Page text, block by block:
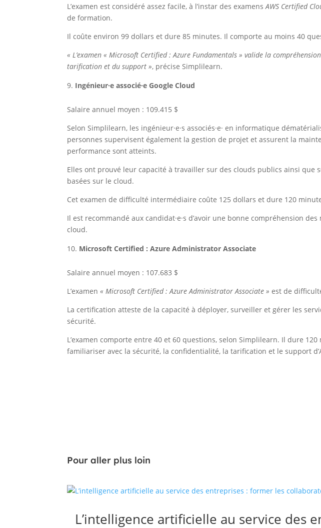
L’examen est considéré assez facile, à l’instar des examensAWS Certified
de formation.
Il coûte environ 99 dollars et dure 85 minutes. Il comporte au moins 40
« L’examen « Microsoft Certified : Azure Fundamentals » valide la
tarification et du support », précise Simplilearn.
Ingénieur·e associé·e Google Cloud
Salaire annuel moyen : 109.415 $
Selon Simplilearn, les ingénieur·e·s associés·e· en informatique
personnes supervisent également la gestion de projet et assurent la
performance sont atteints.
Elles ont prouvé leur capacité à travailler sur des clouds publics ainsi
basées sur le cloud.
Cet examen de difficulté intermédiaire coûte 125 dollars et dure 120
Il est recommandé aux candidat·e·s d’avoir une bonne compréhension
cloud.
Microsoft Certified : Azure Administrator Associate
Salaire annuel moyen : 107.683 $
L’examen« Microsoft Certified : Azure Administrator Associate » est de
La certification atteste de la capacité à déployer, surveiller et gérer les
sécurité.
L’examen comporte entre 40 et 60 questions, selon Simplilearn. Il dure
familiariser avec la sécurité, la confidentialité, la tarification et le support
Pour aller plus loin
L’intelligence artificielle au service des